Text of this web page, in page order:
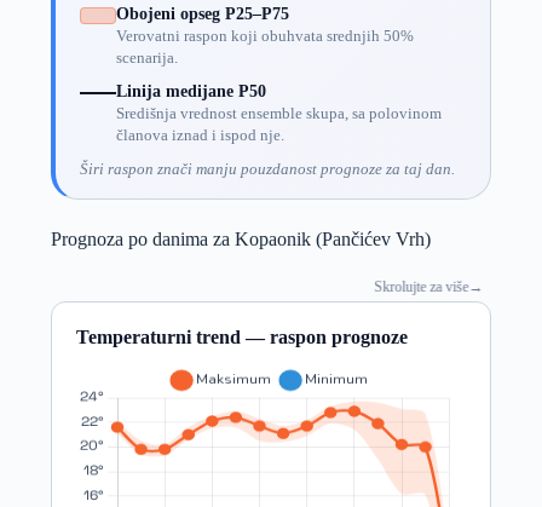
Obojeni opseg P25–P75
Verovatni raspon koji obuhvata srednjih 50%
scenarija.
Linija medijane P50
Središnja vrednost ensemble skupa, sa polovinom
članova iznad i ispod nje.
Širi raspon znači manju pouzdanost prognoze za taj dan.
Prognoza po danima za Kopaonik (Pančićev Vrh)
Skrolujte za više→
Temperaturni trend — raspon prognoze